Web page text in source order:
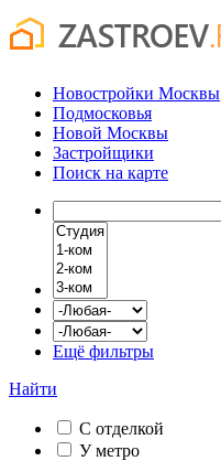
Новостройки Москвы
Подмосковья
Новой Москвы
Застройщики
Поиск на карте
Ещё фильтры
Найти
С отделкой
У метро